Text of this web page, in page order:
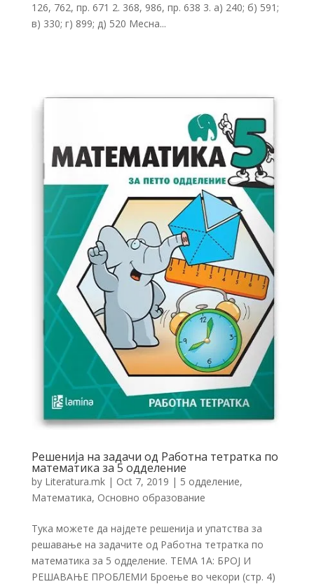
126, 762, пр. 671 2. 368, 986, пр. 638 3. а) 240; б) 591;
в) 330; г) 899; д) 520 Месна...
Решенија на задачи од Работна тетратка по
математика за 5 одделение
by Literatura.mk| Oct 7, 2019 | 5 одделение,
Математика, Основно образование
Тука можете да најдете решенија и упатства за
решавање на задачите од Работна тетратка по
математика за 5 одделение. ТЕМА 1А: БРОЈ И
РЕШАВАЊЕ ПРОБЛЕМИ Броење во чекори (стр. 4)